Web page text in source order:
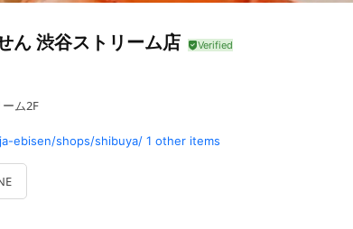
ん 渋谷ストリーム店
ム2F
ebisen/shops/shibuya/ 1 other items